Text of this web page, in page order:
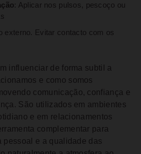
: Aplicar nos pulsos, pescoço ou
externo. Evitar contacto com os
influenciar de forma subtil a
e como somos
comunicação, confiança e
São utilizados em ambientes
e em relacionamentos
complementar para
pessoal e a qualidade das